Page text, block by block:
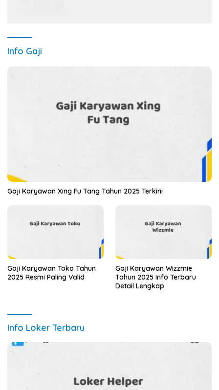
Info Gaji
Gaji Karyawan Xing Fu Tang Tahun 2025 Terkini
Gaji Karyawan Toko Tahun
2025 Resmi Paling Valid
Gaji Karyawan Wizzmie
Tahun 2025 Info Terbaru
Detail Lengkap
Info Loker Terbaru